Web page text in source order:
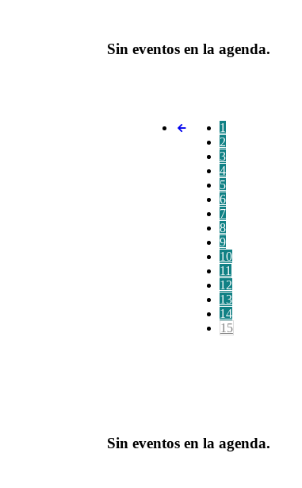
Sin eventos en la agenda.
1
2
3
4
5
6
7
8
9
10
11
12
13
14
15
Sin eventos en la agenda.